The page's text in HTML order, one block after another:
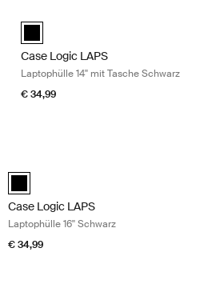
Case Logic LAPS laptop sleeve 14''
Case Logic LAPS
Laptophülle 14'' mit Tasche Schwarz
€ 34,99
Case Logic LAPS laptop sleeve 16''
Case Logic LAPS
Laptophülle 16'' Schwarz
€ 34,99